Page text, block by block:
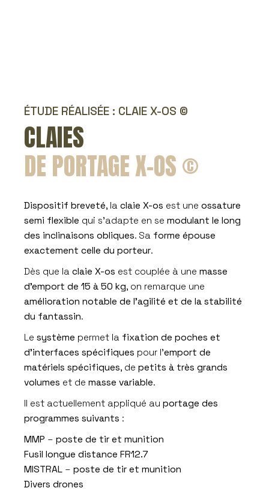
ÉTUDE RÉALISÉE : CLAIE X-OS ©
CLAIES
DE PORTAGE X-OS ©
Dispositif breveté, la claie X-os est une ossature
semi flexible qui s’adapte en se modulant le long
des inclinaisons obliques. Sa forme épouse
exactement celle du porteur.
Dès que la claie X-os est couplée à une masse
d’emport de 15 à 50 kg, on remarque une
amélioration notable de l’agilité et de la stabilité
du fantassin.
Le système permet la fixation de poches et
d’interfaces spécifiques pour l’emport de
matériels spécifiques, de petits à très grands
volumes et de masse variable.
Il est actuellement appliqué au portage des
programmes suivants :
MMP – poste de tir et munition
Fusil longue distance FR12.7
MISTRAL – poste de tir et munition
Divers drones